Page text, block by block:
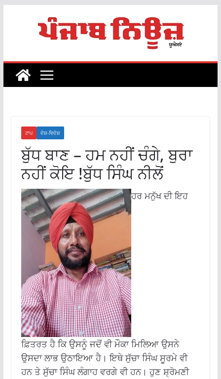
ਟਾਪ ਦੇਸ਼-ਵਿਦੇਸ਼
ਬੁੱਧ ਬਾਣ – ਹਮ ਨਹੀਂ ਚੰਗੇ, ਬੁਰਾ
ਨਹੀਂ ਕੋਇ !ਬੁੱਧ ਸਿੰਘ ਨੀਲੋਂ
ਹਰ ਮਨੁੱਖ ਦੀ ਇਹ
ਫ਼ਿਤਰਤ ਹੈ ਕਿ ਉਸਨੂੰ ਜਦੋਂ ਵੀ ਮੌਕਾ ਮਿਲਿਆ ਉਸਨੇ
ਉਸਦਾ ਲਾਭ ਉਠਾਇਆ ਹੈ। ਇਥੇ ਸੁੱਚਾ ਸਿੰਘ ਸੂਰਮੇ ਵੀ
ਹਨ ਤੇ ਸੁੱਚਾ ਸਿੰਘ ਲੰਗਾਹ ਵਰਗੇ ਵੀ ਹਨ। ਹੁਣ ਸ਼੍ਰੋਮਣੀ